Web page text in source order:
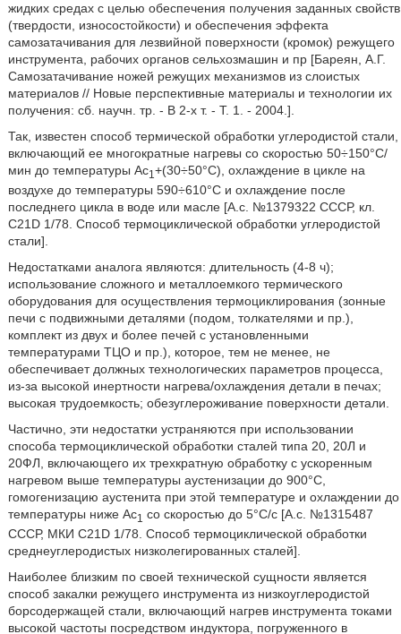
жидких средах с целью обеспечения получения заданных свойств
(твердости, износостойкости) и обеспечения эффекта
самозатачивания для лезвийной поверхности (кромок) режущего
инструмента, рабочих органов сельхозмашин и пр [Бареян, А.Г.
Самозатачивание ножей режущих механизмов из слоистых
материалов // Новые перспективные материалы и технологии их
получения: сб. научн. тр. - В 2-х т. - Т. 1. - 2004.].
Так, известен способ термической обработки углеродистой стали,
включающий ее многократные нагревы со скоростью 50÷150°С/
мин до температуры Ac1 +(30÷50°C), охлаждение в цикле на
воздухе до температуры 590÷610°С и охлаждение после
последнего цикла в воде или масле [А.с. №1379322 СССР, кл.
C21D 1/78. Способ термоциклической обработки углеродистой
стали].
Недостатками аналога являются: длительность (4-8 ч);
использование сложного и металлоемкого термического
оборудования для осуществления термоциклирования (зонные
печи с подвижными деталями (подом, толкателями и пр.),
комплект из двух и более печей с установленными
температурами ТЦО и пр.), которое, тем не менее, не
обеспечивает должных технологических параметров процесса,
из-за высокой инертности нагрева/охлаждения детали в печах;
высокая трудоемкость; обезуглероживание поверхности детали.
Частично, эти недостатки устраняются при использовании
способа термоциклической обработки сталей типа 20, 20Л и
20ФЛ, включающего их трехкратную обработку с ускоренным
нагревом выше температуры аустенизации до 900°С,
гомогенизацию аустенита при этой температуре и охлаждении до
температуры ниже Ac1 со скоростью до 5°С/с [А.с. №1315487
СССР, МКИ C21D 1/78. Способ термоциклической обработки
среднеуглеродистых низколегированных сталей].
Наиболее близким по своей технической сущности является
способ закалки режущего инструмента из низкоуглеродистой
борсодержащей стали, включающий нагрев инструмента токами
высокой частоты посредством индуктора, погруженного в